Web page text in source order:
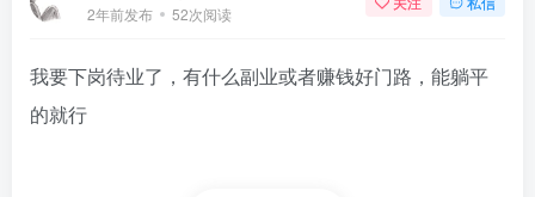
2年前发布 52次阅读
我要下岗待业了，有什么副业或者赚钱好门路，能躺平
的就行